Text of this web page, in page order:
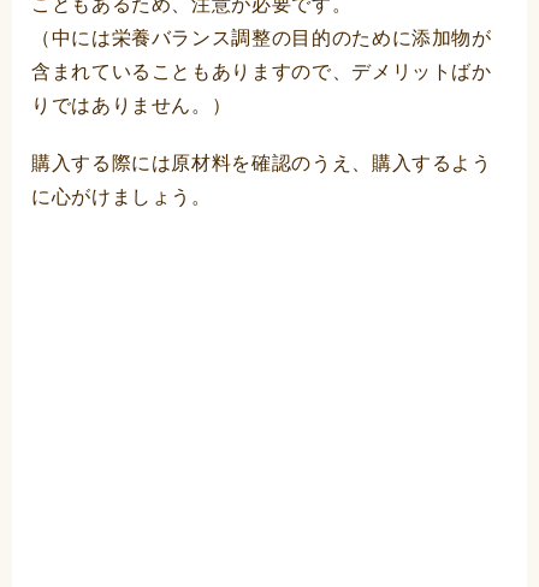
こともあるため、注意が必要です。
（中には栄養バランス調整の目的のために添加物が
含まれていることもありますので、デメリットばか
りではありません。）
購入する際には原材料を確認のうえ、購入するよう
に心がけましょう。